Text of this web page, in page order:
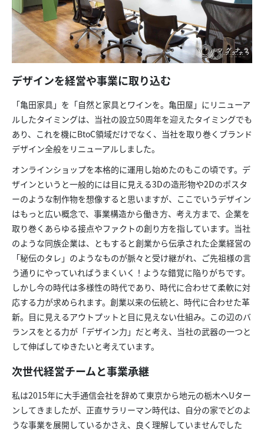
デザインを経営や事業に取り込む
「亀田家具」を「自然と家具とワインを。亀田屋」にリニューア
ルしたタイミングは、当社の設立50周年を迎えたタイミングでも
あり、これを機にBtoC領域だけでなく、当社を取り巻くブランド
デザイン全般をリニューアルしました。
オンラインショップを本格的に運用し始めたのもこの頃です。デ
ザインというと一般的には目に見える3Dの造形物や2Dのポスタ
ーのような制作物を想像すると思いますが、ここでいうデザイン
はもっと広い概念で、事業構造から働き方、考え方まで、企業を
取り巻くあらゆる接点やファクトの創り方を指しています。当社
のような同族企業は、ともすると創業から伝承された企業経営の
「秘伝のタレ」のようなものが脈々と受け継がれ、ご先祖様の言
う通りにやっていればうまくいく！ような錯覚に陥りがちです。
しかし今の時代は多様性の時代であり、時代に合わせて柔軟に対
応する力が求められます。創業以来の伝統と、時代に合わせた革
新。目に見えるアウトプットと目に見えない仕組み。この辺のバ
ランスをとる力が「デザイン力」だと考え、当社の武器の一つと
して伸ばしてゆきたいと考えています。
次世代経営チームと事業承継
私は2015年に大手通信会社を辞めて東京から地元の栃木へUター
ンしてきましたが、正直サラリーマン時代は、自分の家でどのよ
うな事業を展開しているかさえ、良く理解していませんでした